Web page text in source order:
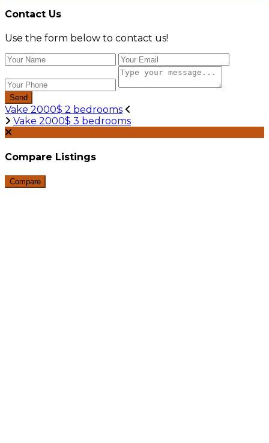
Contact Us
Use the form below to contact us!
Send
Vake 2000$ 2 bedrooms
Vake 2000$ 3 bedrooms
Compare Listings
Compare